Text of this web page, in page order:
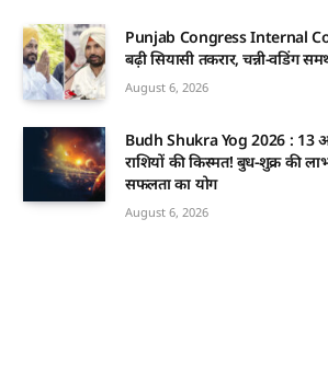
Punjab Congress Internal
बढ़ी सियासी तकरार, चन्नी-वडिंग
August 6, 2026
Budh Shukra Yog 2026 : 13
राशियों की किस्मत! बुध-शुक्र की
सफलता का योग
August 6, 2026